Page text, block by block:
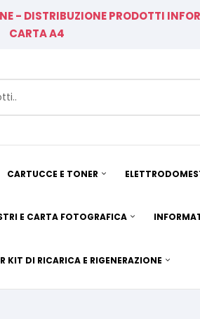
- DISTRIBUZIONE PRODOTTI
CARTA A4
CARTUCCE E TONER
E CARTA FOTOGRAFICA
KIT DI RICARICA E RIGENERAZIONE